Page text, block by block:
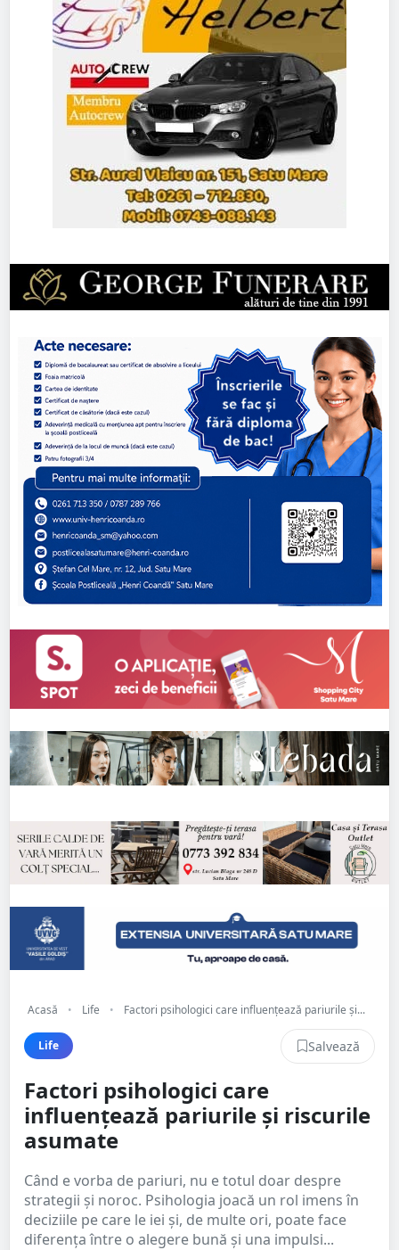
Acasă • Life • Factori psihologici care influențează pariurile și...
Life Salvează
Factori psihologici care
influențează pariurile și riscurile
asumate
Când e vorba de pariuri, nu e totul doar despre
strategii și noroc. Psihologia joacă un rol imens în
deciziile pe care le iei și, de multe ori, poate face
diferența între o alegere bună și una impulsi...